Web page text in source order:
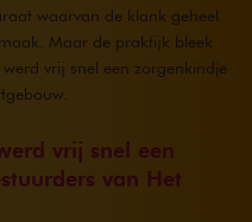
waarvan de klank geheel
Maar de praktijk bleek
vrij snel een zorgenkindje
vrij snel een
van Het